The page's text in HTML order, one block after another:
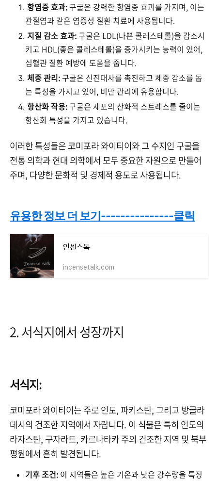
항염증 효과:구굴은 강력한 항염증 효과를 가지며, 이는
관절염과 같은 염증성 질환 치료에 사용됩니다.
지질 감소 효과:구굴은 LDL(나쁜 콜레스테롤)을 감소시
키고 HDL(좋은 콜레스테롤)을 증가시키는 능력이 있어,
심혈관 질환 예방에 도움을 줍니다.
체중 관리:구굴은 신진대사를 촉진하고 체중 감소를 돕
는 특성을 가지고 있어, 비만 관리에 유용합니다.
항산화 작용:구굴은 세포의 산화적 스트레스를 줄이는
항산화 특성을 가지고 있습니다.
이러한 특성들은 코미포라 와이티이와 그 수지인 구굴을
전통 의학과 현대 의학에서 모두 중요한 자원으로 만들어
주며, 다양한 문화적 및 경제적 용도로 사용됩니다.
유용한 정보 더 보기---------------클릭
인센스톡
incensetalk.com
2. 서식지에서 성장까지
서식지:
코미포라 와이티이는 주로 인도, 파키스탄, 그리고 방글라
데시의 건조한 지역에서 자랍니다. 이 식물은 특히 인도의
라자스탄, 구자라트, 카르나타카 주의 건조한 지역 및 북부
평원에서 흔히 발견됩니다.
기후 조건: 이 지역들은 높은 기온과 낮은 강수량을 특징